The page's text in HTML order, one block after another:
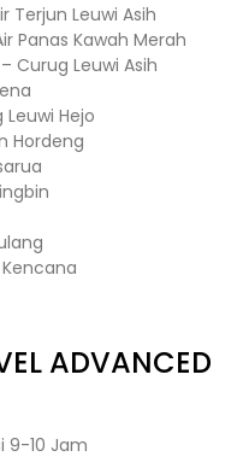
Terjun Leuwi Asih
Panas Kawah Merah
Curug Leuwi Asih
Hejo
Hordeng
ADVANCED
9-10 Jam